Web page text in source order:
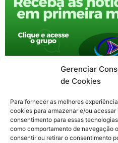
Gerenciar
de Cookies
Para fornecer as melhores
cookies para armazenar e/ou
consentimento para essas
como comportamento de navegação
consentir ou retirar o consentimento